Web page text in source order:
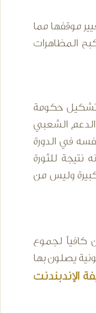
موقفها مما
المظاهرات
تشكيل حكومة
الدعم الشعبي
في الدورة
نتيجة للثورة
كبيرة وليس من
كافياً لجموع
يصلون بها
الإندبندنت